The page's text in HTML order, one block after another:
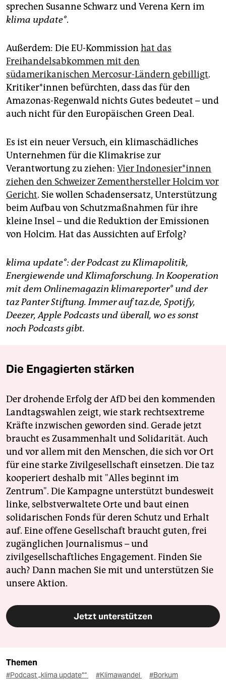
sprechen Susanne Schwarz und Verena Kern im
klima update°.
Außerdem: Die EU-Kommission hat das
Freihandelsabkommen mit den
südamerikanischen Mercosur-Ländern gebilligt.
Kri­ti­ke­r*in­nen befürchten, dass das für den
Amazonas-Regenwald nichts Gutes bedeutet – und
auch nicht für den Europäischen Green Deal.
Es ist ein neuer Versuch, ein klimaschädliches
Unternehmen für die Klimakrise zur
Verantwortung zu ziehen: Vier In­do­ne­sie­r*in­nen
ziehen den Schweizer Zementhersteller Holcim vor
Gericht. Sie wollen Schadensersatz, Unterstützung
beim Aufbau von Schutzmaßnahmen für ihre
kleine Insel – und die Reduktion der Emissionen
von Holcim. Hat das Aussichten auf Erfolg?
klima update°: der Podcast zu Klimapolitik,
Energiewende und Klimaforschung. In Kooperation
mit dem Onlinemagazin klimareporter° und der
taz Panter Stiftung. Immer auf taz.de, Spotify,
Deezer, Apple Podcasts und überall, wo es sonst
noch Podcasts gibt.
Die Engagierten stärken
Der drohende Erfolg der AfD bei den kommenden
Landtagswahlen zeigt, wie stark rechtsextreme
Kräfte inzwischen geworden sind. Gerade jetzt
braucht es Zusammenhalt und Solidarität. Auch
und vor allem mit den Menschen, die sich vor Ort
für eine starke Zivilgesellschaft einsetzen. Die taz
kooperiert deshalb mit "Alles beginnt im
Zentrum". Die Kampagne unterstützt bundesweit
linke, selbstverwaltete Orte und baut einen
solidarischen Fonds für deren Schutz und Erhalt
auf. Eine offene Gesellschaft braucht guten, frei
zugänglichen Journalismus – und
zivilgesellschaftliches Engagement. Finden Sie
auch? Dann machen Sie mit und unterstützen Sie
unsere Aktion.
Jetzt unterstützen
Themen
#Podcast „klima update°“ #Klimawandel #Borkum